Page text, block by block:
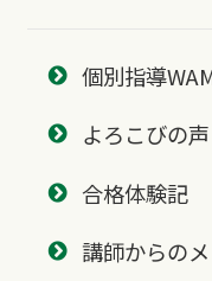
個別指導
よろこびの声
合格体験記
講師からの